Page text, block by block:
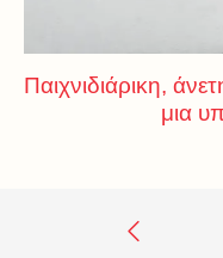
Παιχνιδιάρικη,
μια